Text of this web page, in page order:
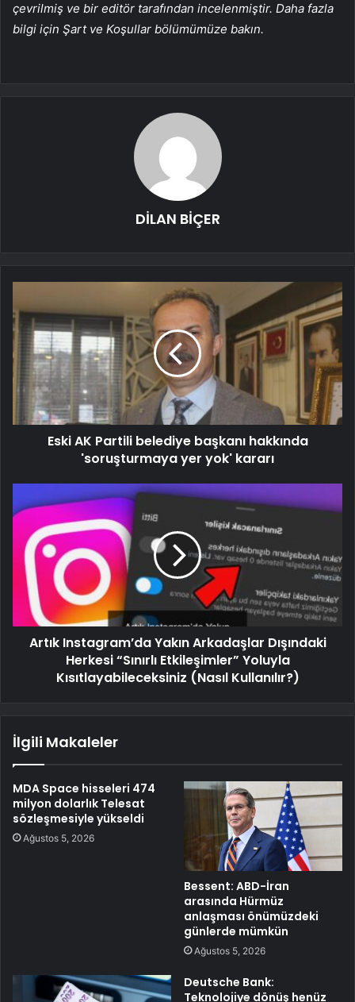
çevrilmiş ve bir editör tarafından incelenmiştir. Daha fazla
bilgi için Şart ve Koşullar bölümümüze bakın.
DİLAN BİÇER
Eski AK Partili belediye başkanı hakkında
'soruşturmaya yer yok' kararı
Artık Instagram’da Yakın Arkadaşlar Dışındaki
Herkesi “Sınırlı Etkileşimler” Yoluyla
Kısıtlayabileceksiniz (Nasıl Kullanılır?)
İlgili Makaleler
MDA Space hisseleri 474
milyon dolarlık Telesat
sözleşmesiyle yükseldi
Ağustos 5, 2026
Bessent: ABD-İran
arasında Hürmüz
anlaşması önümüzdeki
günlerde mümkün
Ağustos 5, 2026
Deutsche Bank:
Teknolojiye dönüş henüz